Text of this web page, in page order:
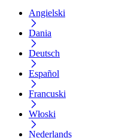
Angielski
Dania
Deutsch
Español
Francuski
Włoski
Nederlands